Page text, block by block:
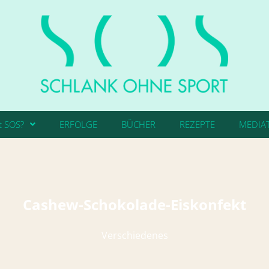
ERFOLGE BÜCHER REZEPTE
Cashew-Schokolade-Eiskonfekt
Verschiedenes